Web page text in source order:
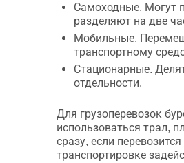
Самоходные. Могут
разделяют на две
Мобильные.
транспортному
Стационарные.
отдельности.
Для грузоперевозок
использоваться трал,
сразу, если
транспортировке